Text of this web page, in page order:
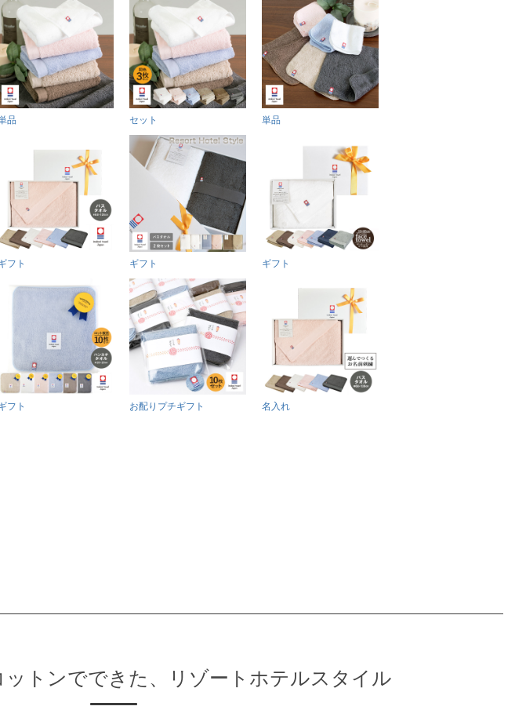
品 セット 単品
フト ギフト ギフト
フト お配りプチギフト 名入れ
ットンでできた、リゾートホテルスタイル